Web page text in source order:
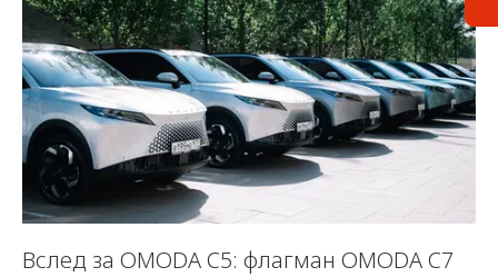
Вслед за OMODA C5: флагман OMODA C7